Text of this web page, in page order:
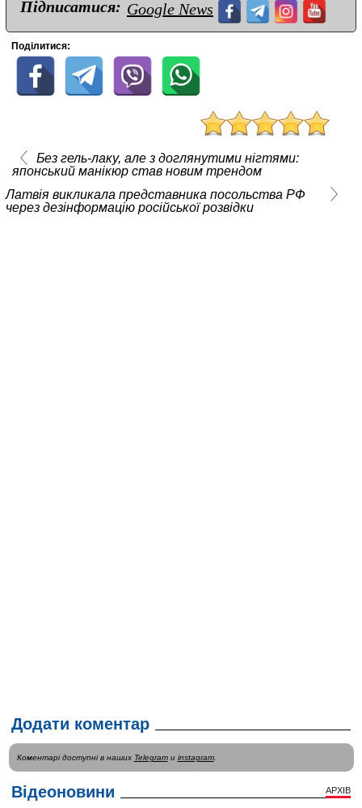
Підписатися: Google News
Поділитися:
Без гель-лаку, але з доглянутими нігтями:
японський манікюр став новим трендом
Латвія викликала представника посольства РФ
через дезінформацію російської розвідки
Додати коментар
Коментарі доступні в наших Telegramи instagram.
Відеоновини АРХІВ